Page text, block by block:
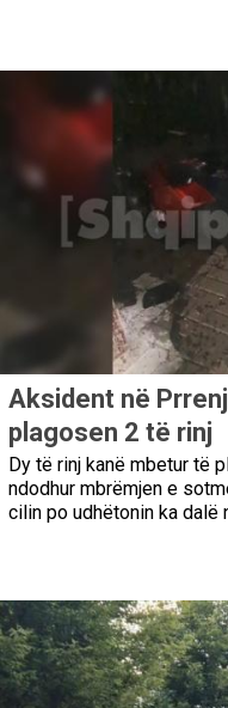
Aksident në
plagosen 2 të rinj
Dy të rinj kanë mbetur të
ndodhur mbrëmjen e
cilin po udhëtonin ka dalë